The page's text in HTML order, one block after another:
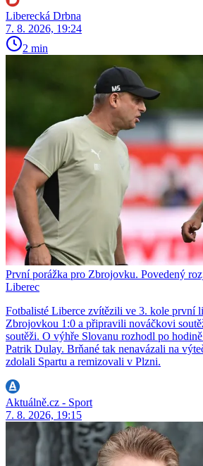
Liberecká Drbna
7. 8. 2026, 19:24
2 min
První porážka pro Zbrojovku. Povedený
Liberec
Fotbalisté Liberce zvítězili ve 3. kole první
Zbrojovkou 1:0 a připravili nováčkovi
soutěži. O výhře Slovanu rozhodl po
Patrik Dulay. Brňané tak nenavázali na
zdolali Spartu a remizovali v Plzni.
Aktuálně.cz - Sport
7. 8. 2026, 19:15